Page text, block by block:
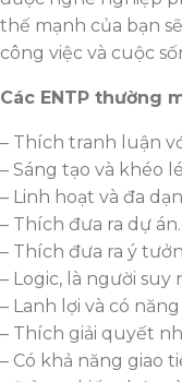
thế mạnh của bạn
công việc và cuộc
Các ENTP thường
– Thích tranh luận
– Sáng tạo và khéo
– Linh hoạt và đa
– Thích đưa ra dự án.
– Thích đưa ra ý
– Logic, là người suy
– Lanh lợi và có
– Thích giải quyết
– Có khả năng giao